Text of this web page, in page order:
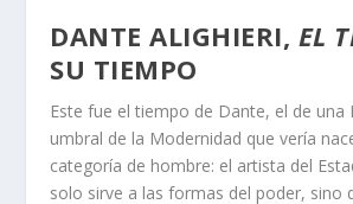
DANTE ALIGHIERI, EL
SU TIEMPO
Este fue el tiempo de Dante, el de una
umbral de la Modernidad que vería
categoría de hombre: el artista del
solo sirve a las formas del poder, sino